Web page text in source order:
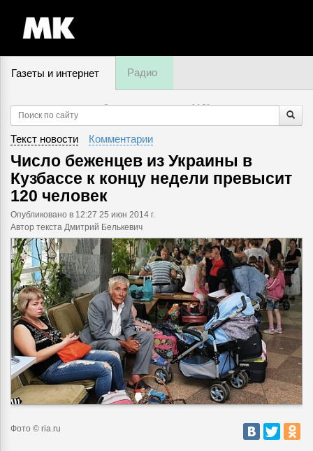
Газеты и интернет Радио
9 августа, воскресенье,14:31
Текст новости Комментарии
Число беженцев из Украины в
Кузбассе к концу недели превысит
120 человек
Опубликовано в 12:27 25 июн 2014 г.
Автор текста Дмитрий Белькевич
Фото © ria.ru